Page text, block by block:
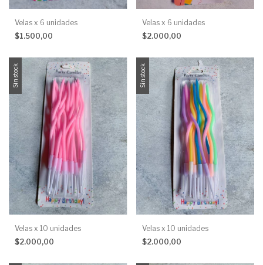
Velas x 6 unidades
$1.500,00
Velas x 6 unidades
$2.000,00
Sin stock
Velas x 10 unidades
$2.000,00
Sin stock
Velas x 10 unidades
$2.000,00